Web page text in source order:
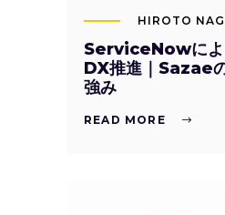
HIROTO
ServiceNowによ
DX推進｜Sazae
強み
READ MORE